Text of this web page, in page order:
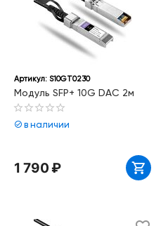
Артикул: S10GT0230
Модуль SFP+ 10G DAC 2м
в наличии
1 790₽